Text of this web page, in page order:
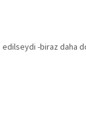
-biraz daha